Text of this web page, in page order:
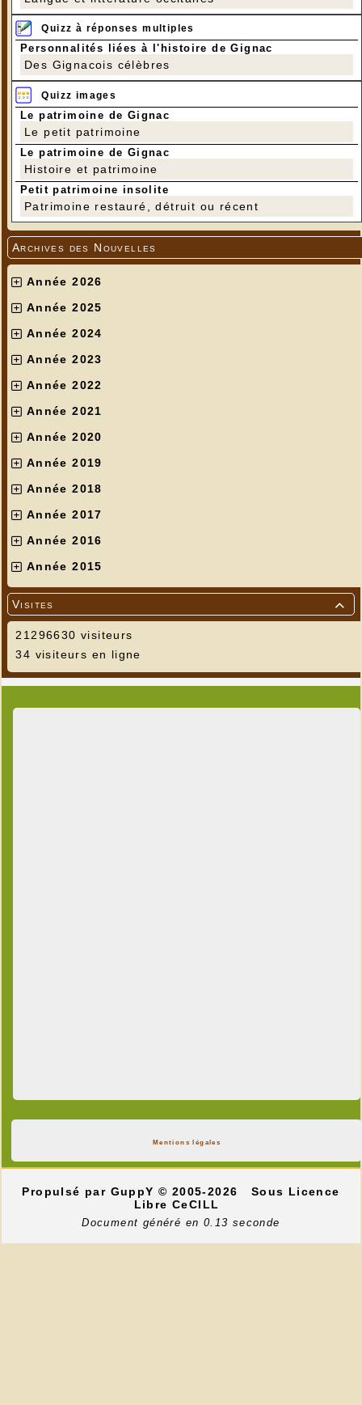
Quizz à réponses multiples
Personnalités liées à l'histoire de Gignac
Des Gignacois célèbres
Quizz images
Le patrimoine de Gignac
Le petit patrimoine
Le patrimoine de Gignac
Histoire et patrimoine
Petit patrimoine insolite
Patrimoine restauré, détruit ou récent
Archives des Nouvelles
Année 2026
Année 2025
Année 2024
Année 2023
Année 2022
Année 2021
Année 2020
Année 2019
Année 2018
Année 2017
Année 2016
Année 2015

Visites
21296630 visiteurs
34 visiteurs en ligne
Mentions légales
Propulsé par GuppY© 2005-2026
Sous Licence
Libre CeCILL
Document généré en 0.13 seconde